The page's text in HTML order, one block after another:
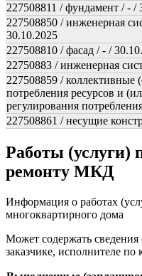
227508811 / фундамент / - /
227508850 / инженерная
30.10.2025
227508810 / фасад / - /
22750883 / инженерная
227508859 /
потребления ресурсов и
регулирования
227508861 / несущие
Работы (услуги)
ремонту МКД
Информация о работах
многоквартирного дома
Может содержать сведения
заказчике, исполнителе по